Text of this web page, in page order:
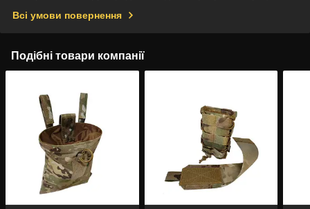
Всі умови повернення
Подібні товари компанії